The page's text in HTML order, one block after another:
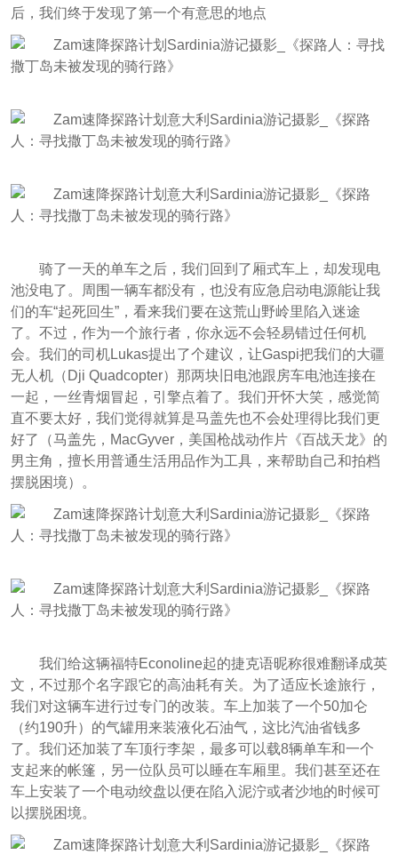
后，我们终于发现了第一个有意思的地点
骑了一天的单车之后，我们回到了厢式车上，却发现电
池没电了。周围一辆车都没有，也没有应急启动电源能让我
们的车“起死回生”，看来我们要在这荒山野岭里陷入迷途
了。不过，作为一个旅行者，你永远不会轻易错过任何机
会。我们的司机Lukas提出了个建议，让Gaspi把我们的大疆
无人机（Dji Quadcopter）那两块旧电池跟房车电池连接在
一起，一丝青烟冒起，引擎点着了。我们开怀大笑，感觉简
直不要太好，我们觉得就算是马盖先也不会处理得比我们更
好了
（马盖先， MacGyver，美国枪战动作片《百战天龙》的
男主角，擅长用普通生活用品作为工具，来帮助自己和拍档
摆脱困境）
。
我们给这辆福特Econoline起的捷克语昵称很难翻译成英
文，不过那个名字跟它的高油耗有关。为了适应长途旅行，
我们对这辆车进行过专门的改装。车上加装了一个50加仑
（约190升）的气罐用来装液化石油气，这比汽油省钱多
了。我们还加装了车顶行李架，最多可以载8辆单车和一个
支起来的帐篷，另一位队员可以睡在车厢里。我们甚至还在
车上安装了一个电动绞盘以便在陷入泥泞或者沙地的时候可
以摆脱困境。